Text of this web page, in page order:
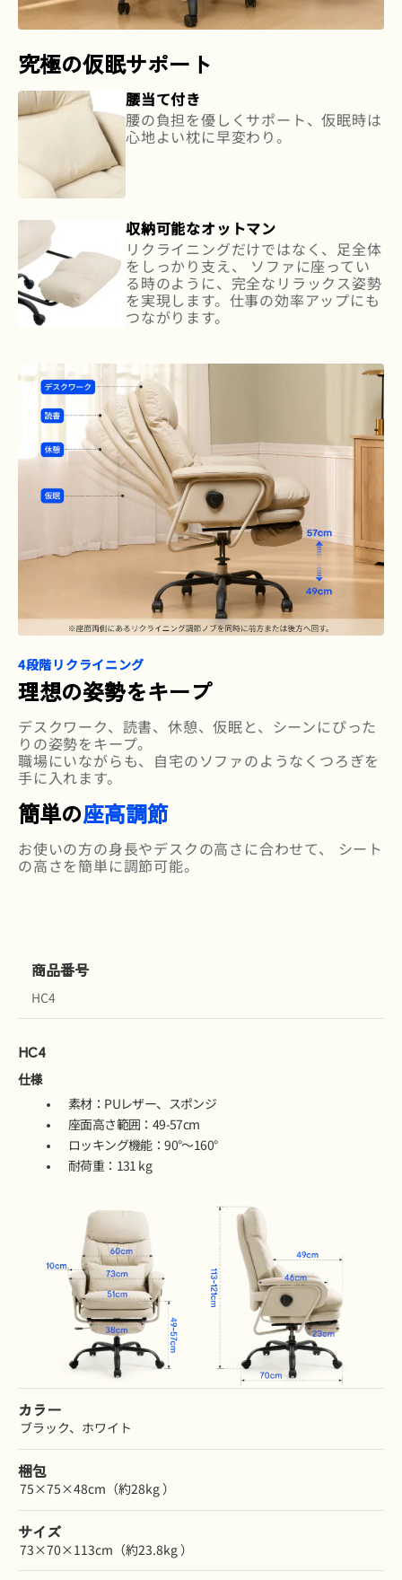
究極の仮眠サポート
腰当て付き
腰の負担を優しくサポート、仮眠時は
心地よい枕に早変わり。
収納可能なオットマン
リクライニングだけではなく、足全体
をしっかり支え、 ソファに座ってい
る時のように、完全なリラックス姿勢
を実現します。仕事の効率アップにも
つながります。
4段階リクライニング
理想の姿勢をキープ
デスクワーク、読書、休憩、仮眠と、シーンにぴった
りの姿勢をキープ。
職場にいながらも、自宅のソファのようなくつろぎを
手に入れます。
簡単の座高調節
お使いの方の身長やデスクの高さに合わせて、 シート
の高さを簡単に調節可能。
商品番号
HC4
HC4
仕様
素材：PUレザー、スポンジ
座面高さ範囲：49-57cm
ロッキング機能：90°～160°
耐荷重：131 kg
カラー
ブラック、ホワイト
梱包
75×75×48cm（約28kg ）
サイズ
73×70×113cm（約23.8kg ）